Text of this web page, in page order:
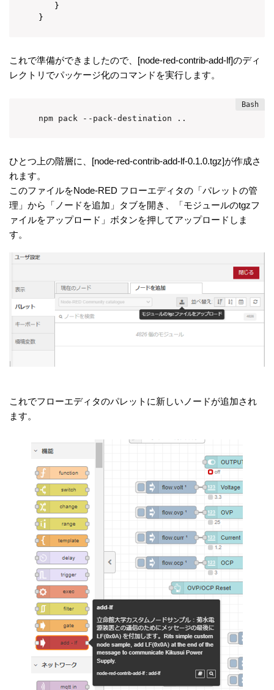
}
これで準備ができましたので、[node-red-contrib-add-lf]のディ
レクトリでパッケージ化のコマンドを実行します。
npm pack --pack-destination ..
ひとつ上の階層に、[node-red-contrib-add-lf-0.1.0.tgz]が作成さ
れます。
このファイルをNode-RED フローエディタの「パレットの管
理」から「ノードを追加」タブを開き、「モジュールのtgzフ
ァイルをアップロード」ボタンを押してアップロードしま
す。
これでフローエディタのパレットに新しいノードが追加され
ます。